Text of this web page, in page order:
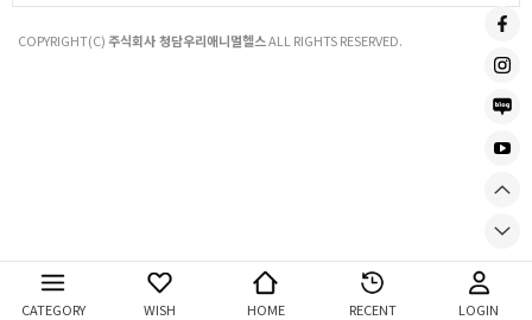
CATEGORY WISH HOME RECENT LOGIN
COPYRIGHT(C)주식회사 청담우리애니멀헬스ALL RIGHTS RESERVED.